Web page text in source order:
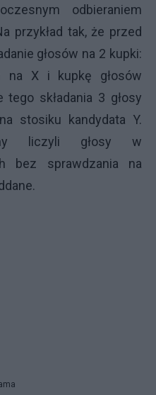
odbieraniem
przykład tak, że przed
głosów na 2 kupki:
na X i kupkę głosów
składania 3 głosy
stosiku kandydata Y.
liczyli głosy w
bez sprawdzania na